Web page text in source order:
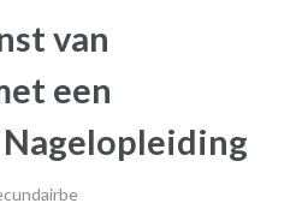
van
een